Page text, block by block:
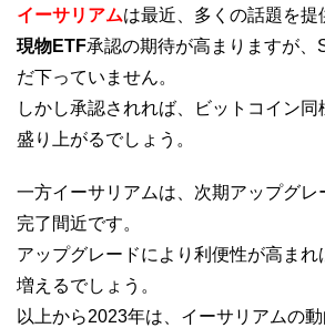
イーサリアムは最近、多くの話題を提
現物ETF承認の期待が高まりますが、
だ下っていません。
しかし承認されれば、ビットコイン
盛り上がるでしょう。
一方イーサリアムは、次期アップグレ
完了間近です。
アップグレードにより利便性が高ま
増えるでしょう。
以上から2023年は、イーサリアムの